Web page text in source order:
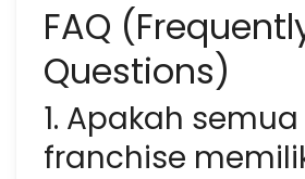
FAQ
Questions)
1. Apakah semua
franchise